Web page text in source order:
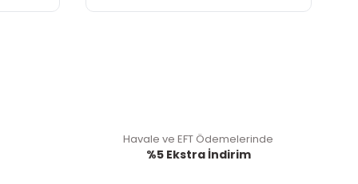
Havale ve EFT Ödemelerinde
%5 Ekstra İndirim